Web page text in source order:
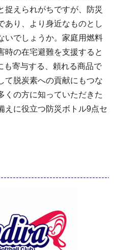
捉えられがちですが、防災
あり、より身近なものとし
いでしょうか。家庭用燃料
時の在宅避難を支援すると
寄与する、頼れる商品で
て脱炭素への貢献にもつな
の方に知っていただきた
えに役立つ防災ボトル9点セ